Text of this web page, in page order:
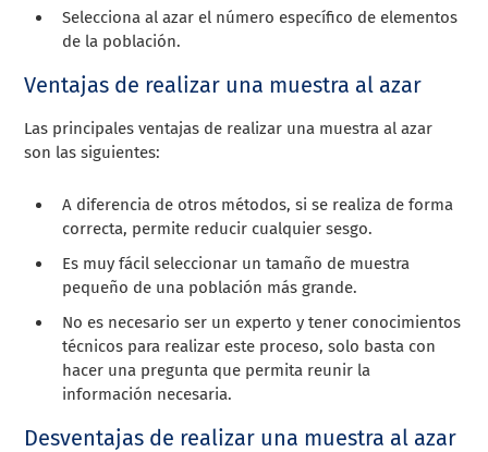
Selecciona al azar el número específico de elementos
de la población.
Ventajas de realizar una muestra al azar
Las principales ventajas de realizar una muestra al azar
son las siguientes:
A diferencia de otros métodos, si se realiza de forma
correcta, permite reducir cualquier sesgo.
Es muy fácil seleccionar un tamaño de muestra
pequeño de una población más grande.
No es necesario ser un experto y tener conocimientos
técnicos para realizar este proceso, solo basta con
hacer una pregunta que permita reunir la
información necesaria.
Desventajas de realizar una muestra al azar